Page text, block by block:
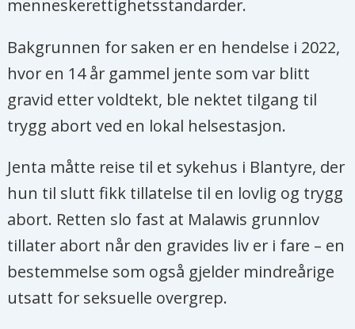
menneskerettighetsstandarder.
Bakgrunnen for saken er en hendelse i 2022,
hvor en 14 år gammel jente som var blitt
gravid etter voldtekt, ble nektet tilgang til
trygg abort ved en lokal helsestasjon.
Jenta måtte reise til et sykehus i Blantyre, der
hun til slutt fikk tillatelse til en lovlig og trygg
abort. Retten slo fast at Malawis grunnlov
tillater abort når den gravides liv er i fare – en
bestemmelse som også gjelder mindreårige
utsatt for seksuelle overgrep.